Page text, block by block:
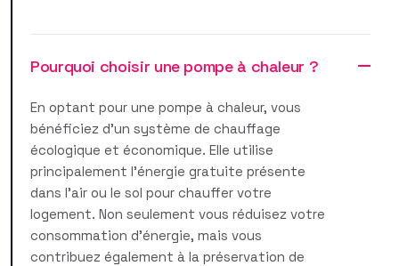
Pourquoi choisir une pompe à chaleur ?
En optant pour une pompe à chaleur, vous
bénéficiez d'un système de chauffage
écologique et économique. Elle utilise
principalement l'énergie gratuite présente
dans l'air ou le sol pour chauffer votre
logement. Non seulement vous réduisez votre
consommation d'énergie, mais vous
contribuez également à la préservation de